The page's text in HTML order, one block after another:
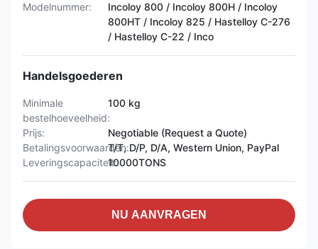
Modelnummer:
Incoloy 800 / Incoloy 800H / Incoloy
800HT / ​​Incoloy 825 / Hastelloy C-276
/ Hastelloy C-22 / Inco
Handelsgoederen
Minimale
bestelhoeveelheid:
100 kg
Prijs:
Negotiable (Request a Quote)
Betalingsvoorwaarden:T/T, D/P, D/A, Western Union, PayPal
Leveringscapaciteit:10000TONS
NU AANVRAGEN